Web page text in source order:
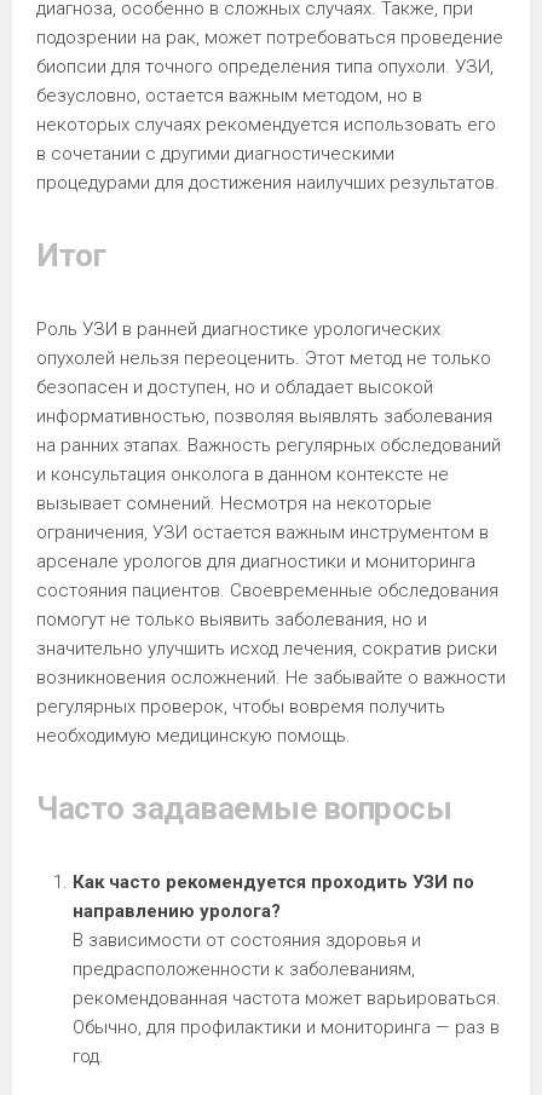
диагноза, особенно в сложных случаях. Также, при
подозрении на рак, может потребоваться проведение
биопсии для точного определения типа опухоли. УЗИ,
безусловно, остается важным методом, но в
некоторых случаях рекомендуется использовать его
в сочетании с другими диагностическими
процедурами для достижения наилучших результатов.
Итог
Роль УЗИ в ранней диагностике урологических
опухолей нельзя переоценить. Этот метод не только
безопасен и доступен, но и обладает высокой
информативностью, позволяя выявлять заболевания
на ранних этапах. Важность регулярных обследований
и консультация онколога в данном контексте не
вызывает сомнений. Несмотря на некоторые
ограничения, УЗИ остается важным инструментом в
арсенале урологов для диагностики и мониторинга
состояния пациентов. Своевременные обследования
помогут не только выявить заболевания, но и
значительно улучшить исход лечения, сократив риски
возникновения осложнений. Не забывайте о важности
регулярных проверок, чтобы вовремя получить
необходимую медицинскую помощь.
Часто задаваемые вопросы
Как часто рекомендуется проходить УЗИ по
направлению уролога?
В зависимости от состояния здоровья и
предрасположенности к заболеваниям,
рекомендованная частота может варьироваться.
Обычно, для профилактики и мониторинга — раз в
год.